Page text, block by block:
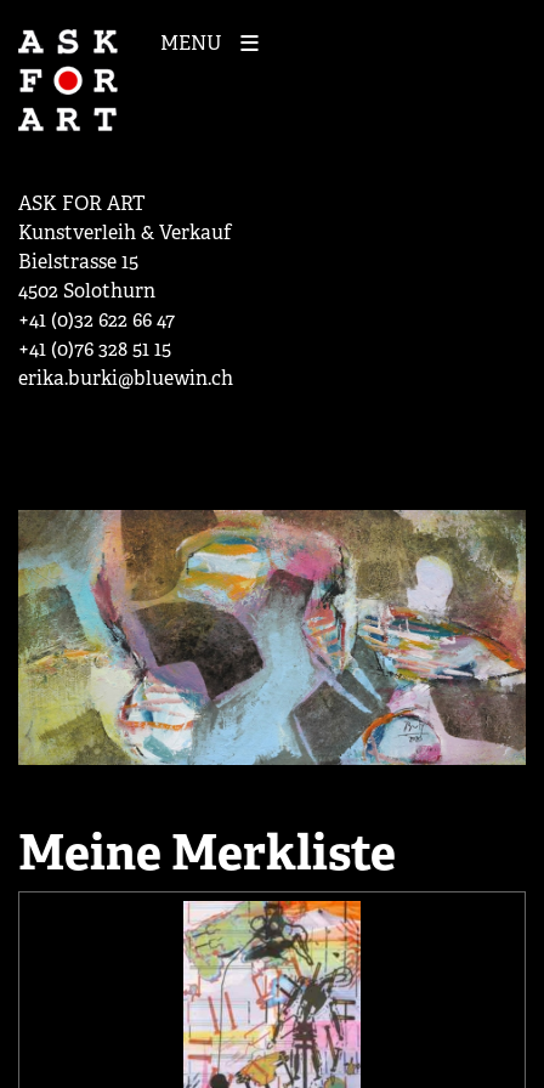
MENU
ASK FOR ART
Kunstverleih & Verkauf
Bielstrasse 15
4502 Solothurn
+41 (0)32 622 66 47
+41 (0)76 328 51 15
erika.burki@bluewin.ch
Meine Merkliste